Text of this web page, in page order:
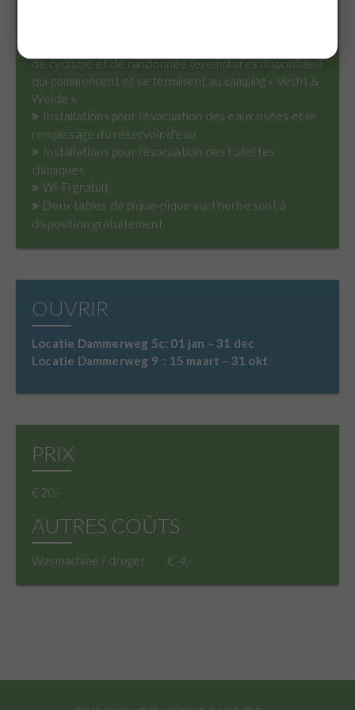
de cyclisme et de randonnée (exemplaires disponibles)
qui commencent et se terminent au camping « Vecht &
Weide ».
Installations pour l'évacuation des eaux usées et le
remplissage du réservoir d'eau
Installations pour l'évacuation des toilettes
chimiques
Wi-Fi gratuit
Deux tables de pique-nique sur l'herbe sont à
disposition gratuitement.
OUVRIR
Locatie Dammerweg 5c: 01 jan – 31 dec
Locatie Dammerweg 9 : 15 maart – 31 okt
PRIX
€ 20,-
AUTRES COÛTS
Wasmachine / droger 4,-